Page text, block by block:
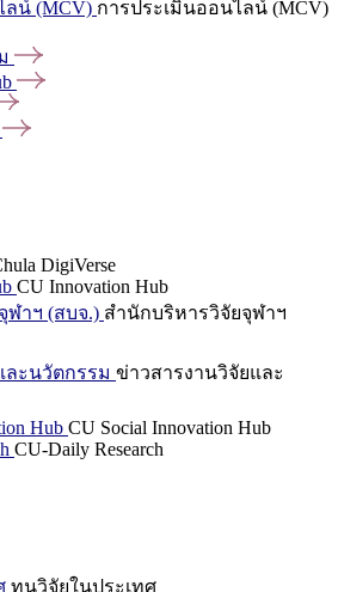
ลน์ (MCV) การประเมินออนไลน์ (MCV)
DigiVerse
CU Innovation Hub
ฬาฯ (สบจ.) สำนักบริหารวิจัยจุฬาฯ
ละนวัตกรรม ข่าวสารงานวิจัยและ
Hub CU Social Innovation Hub
CU-Daily Research
ทุนวิจัยในประเทศ